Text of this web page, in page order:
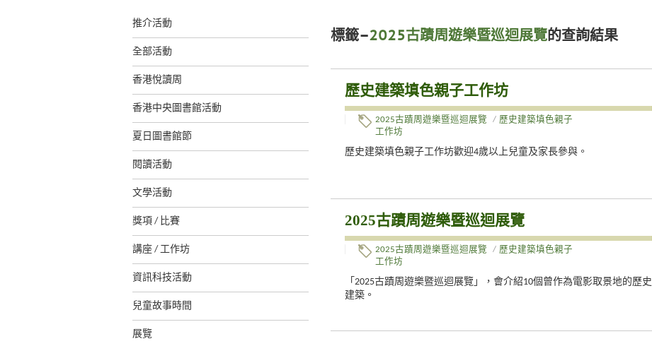
推介活動
全部活動
香港悅讀周
香港中央圖書館活動
夏日圖書館節
閱讀活動
文學活動
獎項 / 比賽
講座 / 工作坊
資訊科技活動
兒童故事時間
展覽
標籤–2025古蹟周遊樂暨巡迴展覽 的查詢結果
歷史建築填色親子工作坊
2025古蹟周遊樂暨巡迴展覽 / 歷史建築填色親子
工作坊
歷史建築填色親子工作坊歡迎4歲以上兒童及家長參與。
2025古蹟周遊樂暨巡迴展覽
2025古蹟周遊樂暨巡迴展覽 / 歷史建築填色親子
工作坊
「2025古蹟周遊樂暨巡迴展覽」，會介紹10個曾作為電影取景地的歷史
建築。